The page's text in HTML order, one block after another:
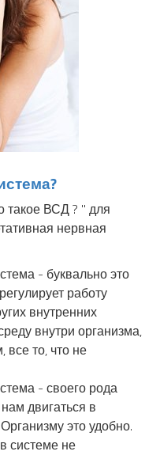
такое ВСД ? " для
нервная
- буквально это
работу
внутренних
внутри организма,
то, что не
- своего рода
двигаться в
это удобно.
системе не